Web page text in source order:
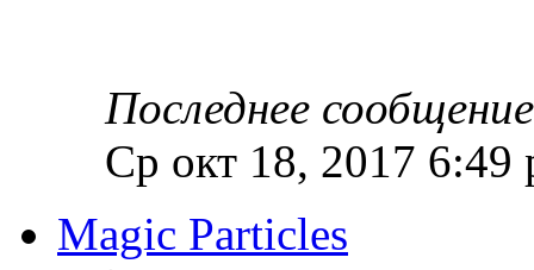
Последнее сообщение
Ср окт 18, 2017 6:49
Magic Particles